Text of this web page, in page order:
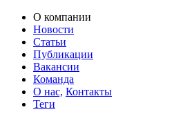
О компании
Новости
Статьи
Публикации
Вакансии
Команда
О нас, Контакты
Теги